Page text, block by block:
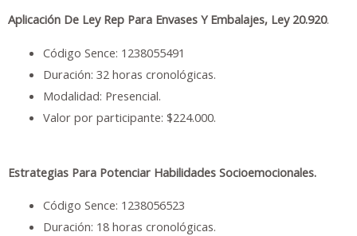
Aplicación De Ley Rep Para Envases Y Embalajes, Ley 20.920.
Código Sence: 1238055491
Duración: 32 horas cronológicas.
Modalidad: Presencial.
Valor por participante: $224.000.
Estrategias Para Potenciar Habilidades Socioemocionales.
Código Sence: 1238056523
Duración: 18 horas cronológicas.